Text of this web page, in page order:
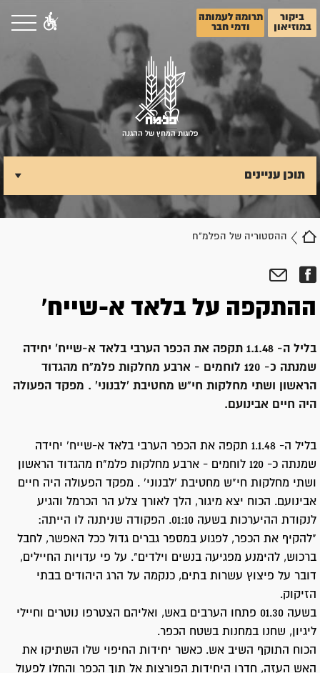
ביקור
במוזיאון
תרומה לעמותה
ודמי חבר
פלוגות המחץ של ההגנה
ההסטוריה של הפלמ"ח
תוכן עניינים
ההתקפה על בלאד א-שייח'
בליל ה- 1.1.48 תקפה את הכפר הערבי בלאד א-שייח’ יחידה
שמנתה כ- 120 לוחמים - ארבע מחלקות פלמ"ח מהגדוד
הראשון ושתי מחלקות חי"ש מחטיבת 'לבנוני' . מפקד הפעולה
היה חיים אבינועם.
בליל ה- 1.1.48 תקפה את הכפר הערבי בלאד א-שייח’ יחידה
שמנתה כ- 120 לוחמים - ארבע מחלקות פלמ"ח מהגדוד הראשון
ושתי מחלקות חי"ש מחטיבת 'לבנוני' . מפקד הפעולה היה חיים
אבינועם. הכוח יצא מיגור, הלך לאורך צלע הר הכרמל והגיע
לנקודת ההיערכות בשעה 01:10. הפקודה שניתנה לו הייתה:
"להקיף את הכפר, לפגוע במספר גברים גדול ככל האפשר, לחבל
ברכוש, להימנע מפגיעה בנשים וילדים". על פי עדויות החיילים,
דובר על פיצוץ עשרות בתים, כנקמה על הרג היהודים בבתי
הזיקוק.
בשעה 01.30 פתחו הערבים באש, ואליהם הצטרפו נוטרים וחיילי
ליגיון, שחנו במחנות בשטח הכפר.
הכוח התוקף השיב אש. כאשר יחידות החיפוי שלו השתיקו את
האש העזה, חדרו היחידות הפורצות אל תוך הכפר והחלו לפעול